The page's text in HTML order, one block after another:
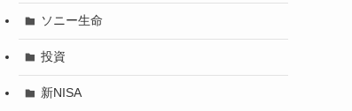
ソニー生命
投資
新NISA